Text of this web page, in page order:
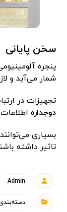
سخن پایانی
پنجره
شمار می‌آید و
تجهیزات در
دوجداره
بسیاری
تاثیر داشته
Admin